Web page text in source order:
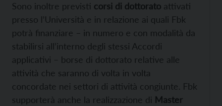
Sono inoltre previsti corsi di dottorato attivati
presso l’Università e in relazione ai quali Fbk
potrà finanziare – in numero e con modalità da
stabilirsi all’interno degli stessi Accordi
applicativi – borse di dottorato relative alle
attività che saranno di volta in volta
concordate nei settori di attività congiunte. Fbk
supporterà anche la realizzazione di Master